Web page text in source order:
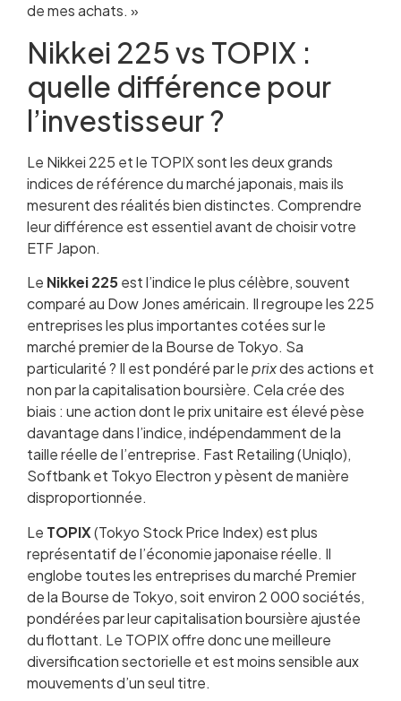
de mes achats. »
Nikkei 225 vs TOPIX :
quelle différence pour
l’investisseur ?
Le Nikkei 225 et le TOPIX sont les deux grands
indices de référence du marché japonais, mais ils
mesurent des réalités bien distinctes. Comprendre
leur différence est essentiel avant de choisir votre
ETF Japon.
Le Nikkei 225est l’indice le plus célèbre, souvent
comparé au Dow Jones américain. Il regroupe les 225
entreprises les plus importantes cotées sur le
marché premier de la Bourse de Tokyo. Sa
particularité ? Il est pondéré par leprixdes actions et
non par la capitalisation boursière. Cela crée des
biais : une action dont le prix unitaire est élevé pèse
davantage dans l’indice, indépendamment de la
taille réelle de l’entreprise. Fast Retailing (Uniqlo),
Softbank et Tokyo Electron y pèsent de manière
disproportionnée.
Le TOPIX(Tokyo Stock Price Index) est plus
représentatif de l’économie japonaise réelle. Il
englobe toutes les entreprises du marché Premier
de la Bourse de Tokyo, soit environ 2 000 sociétés,
pondérées par leur capitalisation boursière ajustée
du flottant. Le TOPIX offre donc une meilleure
diversification sectorielle et est moins sensible aux
mouvements d’un seul titre.